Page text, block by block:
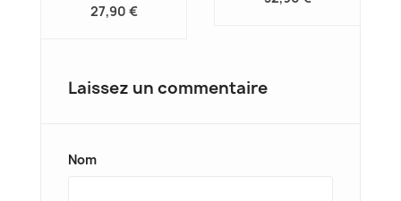
27,90 €
Laissez un commentaire
Nom